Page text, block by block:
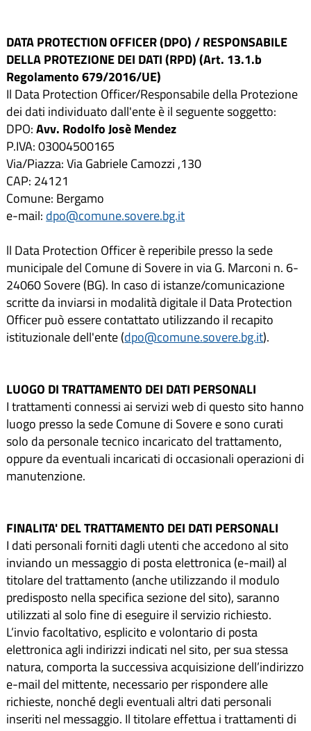
DATA PROTECTION OFFICER (DPO) / RESPONSABILE
DELLA PROTEZIONE DEI DATI (RPD) (Art. 13.1.b
Regolamento 679/2016/UE)
Il Data Protection Officer/Responsabile della Protezione
dei dati individuato dall'ente è il seguente soggetto:
DPO:Avv. Rodolfo Josè Mendez
P.IVA: 03004500165
Via/Piazza: Via Gabriele Camozzi ,130
CAP: 24121
Comune: Bergamo
e-mail: dpo@comune.sovere.bg.it
ll Data Protection Officer è reperibile presso la sede
municipale del Comune di Sovere in via G. Marconi n. 6-
24060 Sovere (BG). In caso di istanze/comunicazione
scritte da inviarsi in modalità digitale il Data Protection
Officer può essere contattato utilizzando il recapito
istituzionale dell'ente (dpo@comune.sovere.bg.it).
LUOGO DI TRATTAMENTO DEI DATI PERSONALI
I trattamenti connessi ai servizi web di questo sito hanno
luogo presso la sede Comune di Sovere e sono curati
solo da personale tecnico incaricato del trattamento,
oppure da eventuali incaricati di occasionali operazioni di
manutenzione.
FINALITA' DEL TRATTAMENTO DEI DATI PERSONALI
I dati personali forniti dagli utenti che accedono al sito
inviando un messaggio di posta elettronica (e-mail) al
titolare del trattamento (anche utilizzando il modulo
predisposto nella specifica sezione del sito), saranno
utilizzati al solo fine di eseguire il servizio richiesto.
L’invio facoltativo, esplicito e volontario di posta
elettronica agli indirizzi indicati nel sito, per sua stessa
natura, comporta la successiva acquisizione dell’indirizzo
e-mail del mittente, necessario per rispondere alle
richieste, nonché degli eventuali altri dati personali
inseriti nel messaggio. Il titolare effettua i trattamenti di